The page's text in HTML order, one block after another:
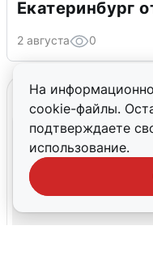
На
cookie-файлы.
подтверждаете
использование.
Екатеринбург
2 августа 0